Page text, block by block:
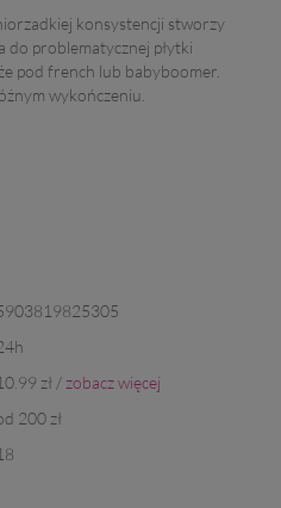
konsystencji stworzy
do problematycznej płytki
pod french lub babyboomer.
wykończeniu.
zł /zobacz więcej
200 zł